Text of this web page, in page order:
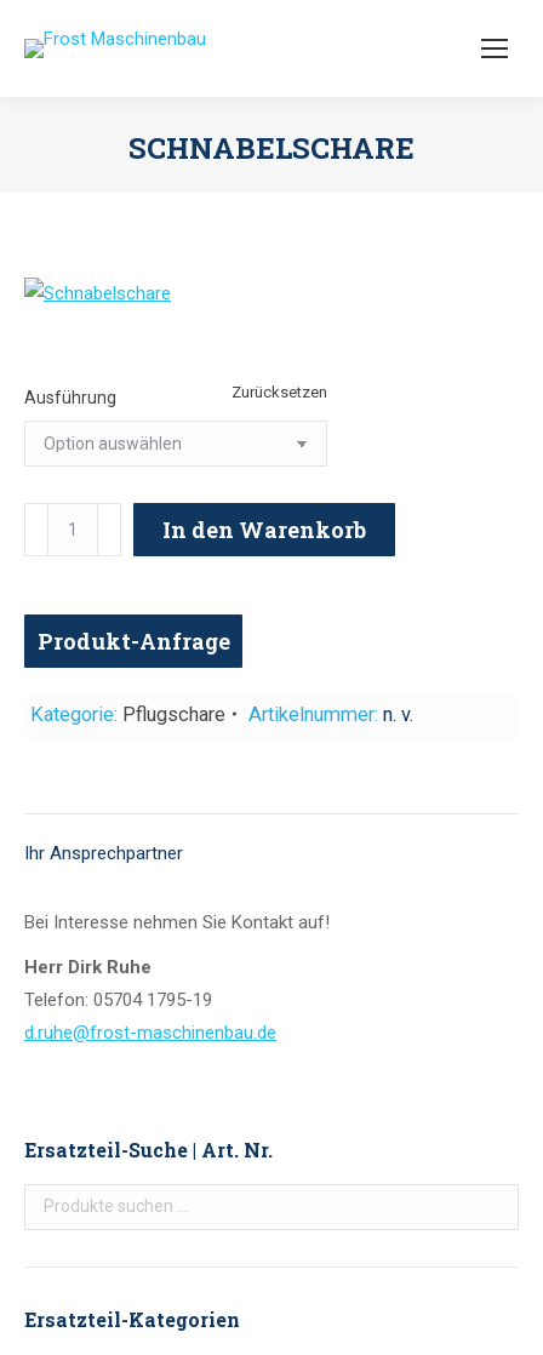
SCHNABELSCHARE
Ausführung Zurücksetzen
Schnabelschare
Menge
In den Warenkorb
Produkt-Anfrage
Kategorie: Pflugschare Artikelnummer: n. v.
Ihr Ansprechpartner
Bei Interesse nehmen Sie Kontakt auf!
Herr Dirk Ruhe
Telefon: 05704 1795-19
d.ruhe@frost-maschinenbau.de
Ersatzteil-Suche | Art. Nr.
Ersatzteil-Kategorien